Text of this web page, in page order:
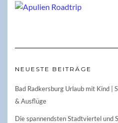
NEUESTE BEITRÄGE
Bad Radkersburg Urlaub mit Kind
& Ausflüge
Die spannendsten Stadtviertel und